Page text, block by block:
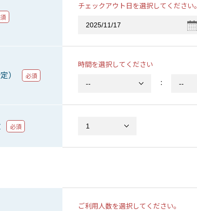
チェックアウト日を選択してください。
） 必須
時間を選択してください
：
必須
ご利用人数を選択してください。